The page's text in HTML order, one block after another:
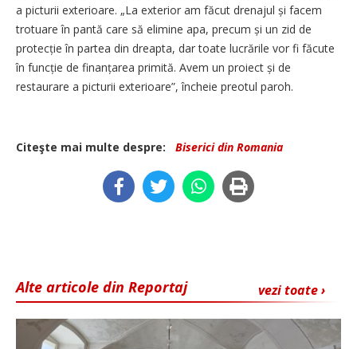
a picturii exterioare. „La exterior am făcut drenajul și facem
trotuare în pantă care să elimine apa, precum și un zid de
protecție în partea din dreapta, dar toate lucrările vor fi făcute
în funcție de finanțarea primită. Avem un proiect și de
restaurare a picturii exterioare”, încheie preotul paroh.
Citeşte mai multe despre: Biserici din Romania
vezi toate ›
Alte articole din Reportaj